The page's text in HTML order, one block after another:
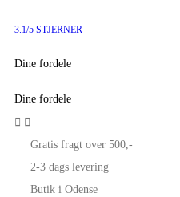
3.1/5 STJERNER
Dine fordele
Dine fordele
 
Gratis fragt over 500,-
2-3 dags levering
Butik i Odense